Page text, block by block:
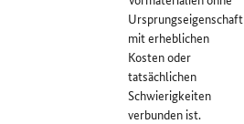
Ursprungseigenschaft
mit erheblichen
Kosten oder
tatsächlichen
Schwierigkeiten
verbunden ist.